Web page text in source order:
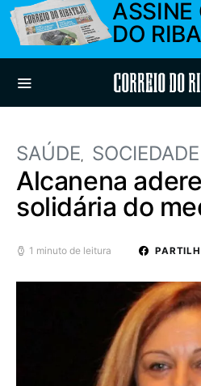
ASSINE
DO
Correio do
SAÚDE SOCIEDADE
Alcanena
solidária do
1 minuto de leitura